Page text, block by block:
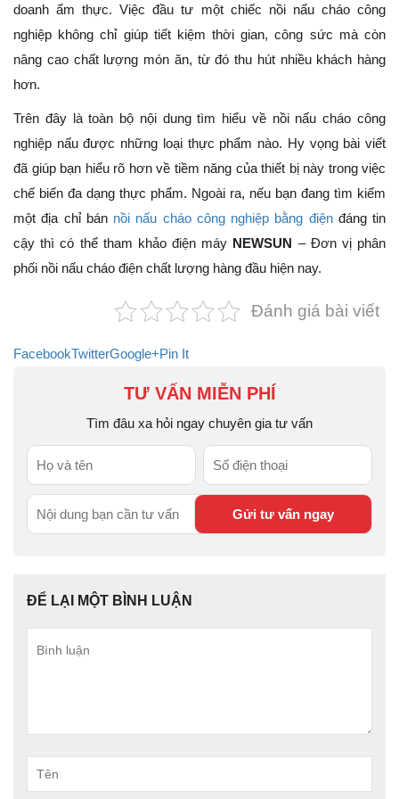
doanh ẩm thực. Việc đầu tư một chiếc nồi nấu cháo công
nghiệp không chỉ giúp tiết kiệm thời gian, công sức mà còn
nâng cao chất lượng món ăn, từ đó thu hút nhiều khách hàng
hơn.
Trên đây là toàn bộ nội dung tìm hiểu về nồi nấu cháo công
nghiệp nấu được những loại thực phẩm nào. Hy vọng bài viết
đã giúp bạn hiểu rõ hơn về tiềm năng của thiết bị này trong việc
chế biến đa dạng thực phẩm. Ngoài ra, nếu bạn đang tìm kiếm
một địa chỉ bán nồi nấu cháo công nghiệp bằng điệnđáng tin
cậy thì có thể tham khảo điện máy NEWSUN – Đơn vị phân
phối nồi nấu cháo điện chất lượng hàng đầu hiện nay.
Đánh giá bài viết
FacebookTwitterGoogle+Pin It
TƯ VẤN MIỄN PHÍ
Tìm đâu xa hỏi ngay chuyên gia tư vấn
ĐỂ LẠI MỘT BÌNH LUẬN
Tên